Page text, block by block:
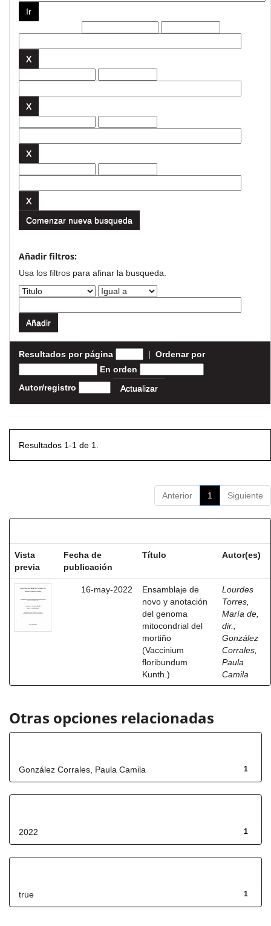
Comenzar nueva busqueda
Añadir filtros:
Usa los filtros para afinar la busqueda.
Resultados por página | Ordenar por
En orden
Autor/registro
Resultados 1-1 de 1.
Anterior 1 Siguiente
Vista
previa
Fecha de
publicación
Título Autor(es)
16-may-2022
Ensamblaje de
novo y anotación
del genoma
mitocondrial del
mortiño
(Vaccinium
floribundum
Kunth.)
Lourdes
Torres,
María de,
dir. ;
González
Corrales,
Paula
Camila
Otras opciones relacionadas
1
González Corrales, Paula Camila
1
2022
1
true